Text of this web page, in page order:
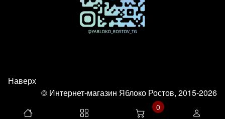
Наверх
© Интернет-магазин Яблоко Ростов, 2015-2026
0